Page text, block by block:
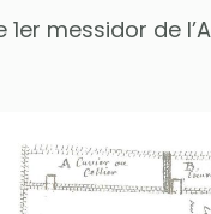
messidor de